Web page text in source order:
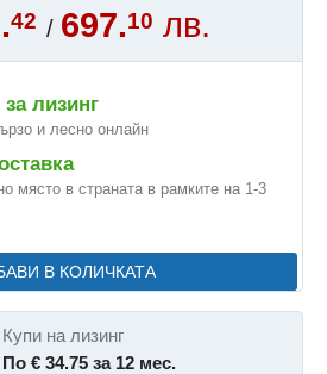
42 / 697.10 лв.
лизинг
и лесно онлайн
място в страната в рамките на 1-3
В КОЛИЧКАТА
Купи на лизинг
По € 34.75 за 12 мес.